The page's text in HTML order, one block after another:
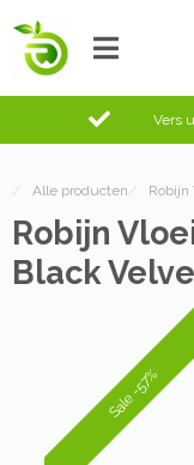
Vers
/ Alle producten /
Robijn
Black
Sale -57%